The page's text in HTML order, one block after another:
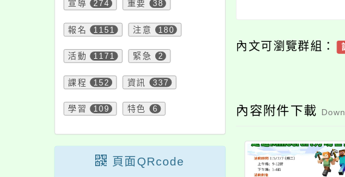
宣導 274 重要 38
報名 1151 注意 180
活動 1171 緊急 2
課程 152 資訊 337
學習 109 特色 6
頁面QRcode
內文可瀏覽群組：
內容附件下載